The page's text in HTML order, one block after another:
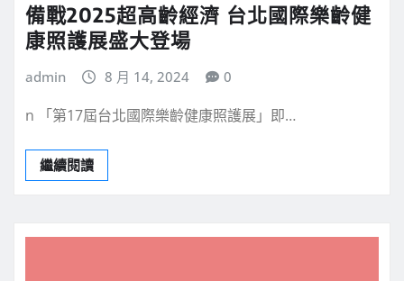
備戰2025超高齡經濟 台北國際樂齡健
康照護展盛大登場
admin 8 月 14, 2024 0
n 「第17屆台北國際樂齡健康照護展」即…
繼續閱讀